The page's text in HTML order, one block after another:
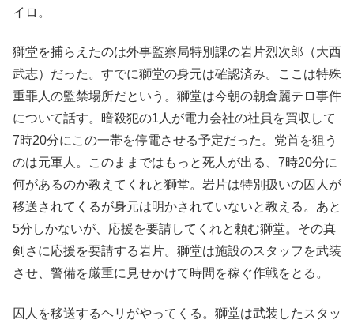
イロ。
獅堂を捕らえたのは外事監察局特別課の岩片烈次郎（大西
武志）だった。すでに獅堂の身元は確認済み。ここは特殊
重罪人の監禁場所だという。獅堂は今朝の朝倉麗テロ事件
について話す。暗殺犯の1人が電力会社の社員を買収して
7時20分にこの一帯を停電させる予定だった。党首を狙う
のは元軍人。このままではもっと死人が出る、7時20分に
何があるのか教えてくれと獅堂。岩片は特別扱いの囚人が
移送されてくるが身元は明かされていないと教える。あと
5分しかないが、応援を要請してくれと頼む獅堂。その真
剣さに応援を要請する岩片。獅堂は施設のスタッフを武装
させ、警備を厳重に見せかけて時間を稼ぐ作戦をとる。
囚人を移送するヘリがやってくる。獅堂は武装したスタッ